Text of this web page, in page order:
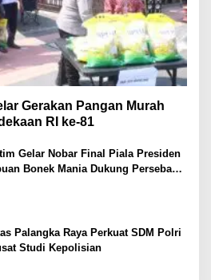
Gerakan Pangan Murah
RI ke-81
Gelar Nobar Final Piala Presiden
Bonek Mania Dukung Persebaya
Palangka Raya Perkuat SDM Polri
Studi Kepolisian